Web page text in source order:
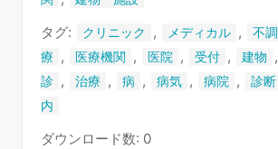
タグ: クリニック , メディカル , 不調
療
, 医療機関 , 医院 , 受付 , 建物 ,
診 , 治療 , 病 , 病気 , 病院 , 診断
内
ダウンロード数: 0